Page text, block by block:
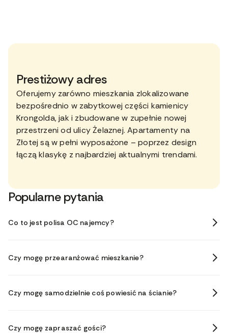
Prestiżowy adres
Oferujemy zarówno mieszkania zlokalizowane
bezpośrednio w zabytkowej części kamienicy
Krongolda, jak i zbudowane w zupełnie nowej
przestrzeni od ulicy Żelaznej. Apartamenty na
Złotej są w pełni wyposażone – poprzez design
łączą klasykę z najbardziej aktualnymi trendami.
Popularne pytania
Co to jest polisa OC najemcy?
Czy mogę przearanżować mieszkanie?
Czy mogę samodzielnie coś powiesić na ścianie?
Czy mogę zapraszać gości?